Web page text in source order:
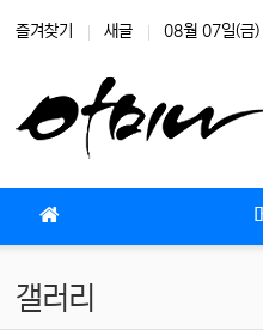
즐겨찾기 새글 08월 07일(금)
갤러리